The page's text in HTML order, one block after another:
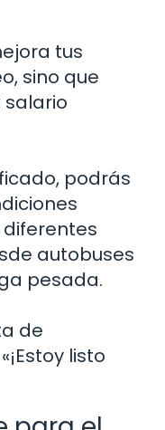
tus
sino que
podrás
autobuses
pesada.
de
listo